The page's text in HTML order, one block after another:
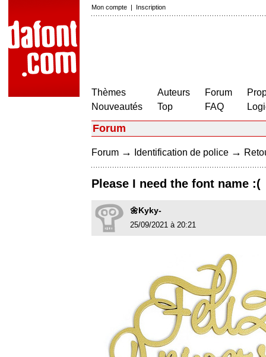
Mon compte | Inscription
Thèmes
Nouveautés
Auteurs
Top
Forum
FAQ
Forum
Forum → Identification de police →
Please I need the font name :(
🌼Kyky-
25/09/2021 à 20:21